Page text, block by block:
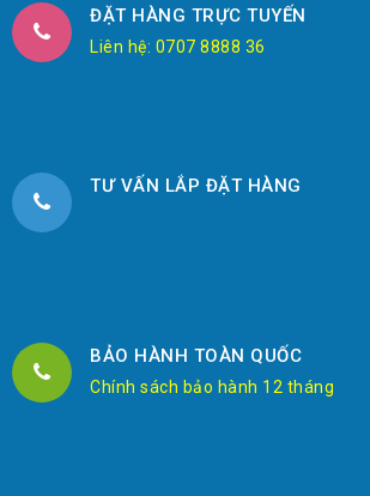
ĐẶT HÀNG TRỰC TUYẾN
Liên hệ: 0707 8888 36
TƯ VẤN LẮP ĐẶT HÀNG
BẢO HÀNH TOÀN QUỐC
Chính sách bảo hành 12 tháng